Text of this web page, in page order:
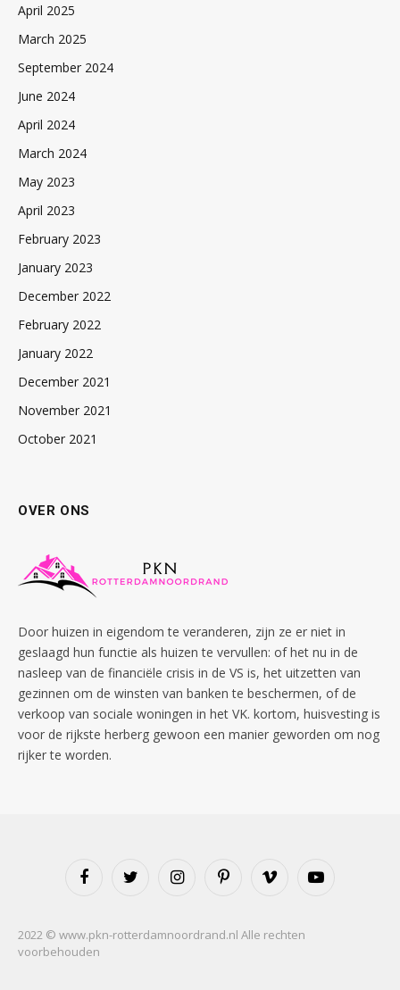
April 2025
March 2025
September 2024
June 2024
April 2024
March 2024
May 2023
April 2023
February 2023
January 2023
December 2022
February 2022
January 2022
December 2021
November 2021
October 2021
OVER ONS
Door huizen in eigendom te veranderen, zijn ze er niet in
geslaagd hun functie als huizen te vervullen: of het nu in de
nasleep van de financiële crisis in de VS is, het uitzetten van
gezinnen om de winsten van banken te beschermen, of de
verkoop van sociale woningen in het VK. kortom, huisvesting is
voor de rijkste herberg gewoon een manier geworden om nog
rijker te worden.
FacebookTwitter InstagramPinterestVimeo YouTube
2022 © www.pkn-rotterdamnoordrand.nl Alle rechten
voorbehouden